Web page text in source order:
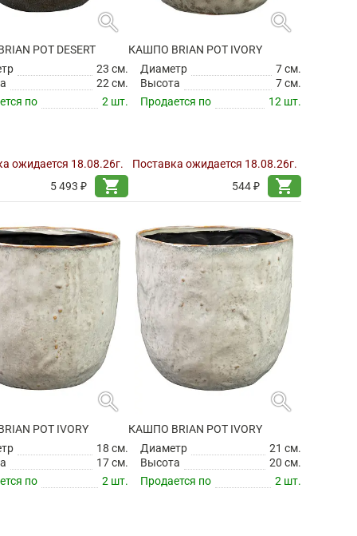
search
POT DESERT
23 см.
22 см.
по
2 шт.
ожидается 18.08.26г.
5 493 ₽
shopping_cart
search
КАШПО BRIAN POT IVORY
Диаметр
7 см.
Высота
7 см.
Продается по
12 шт.
Поставка ожидается 18.08.26г.
544 ₽
shopping_cart
search
POT IVORY
18 см.
17 см.
по
2 шт.
search
КАШПО BRIAN POT IVORY
Диаметр
21 см.
Высота
20 см.
Продается по
2 шт.